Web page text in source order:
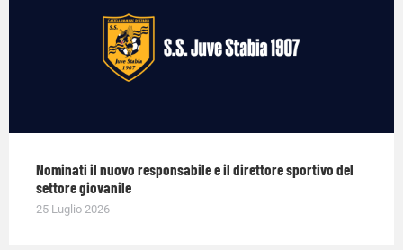
Nominati il nuovo responsabile e il direttore sportivo del
settore giovanile
25 Luglio 2026